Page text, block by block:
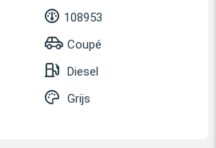
108953
Coupé
Diesel
Grijs